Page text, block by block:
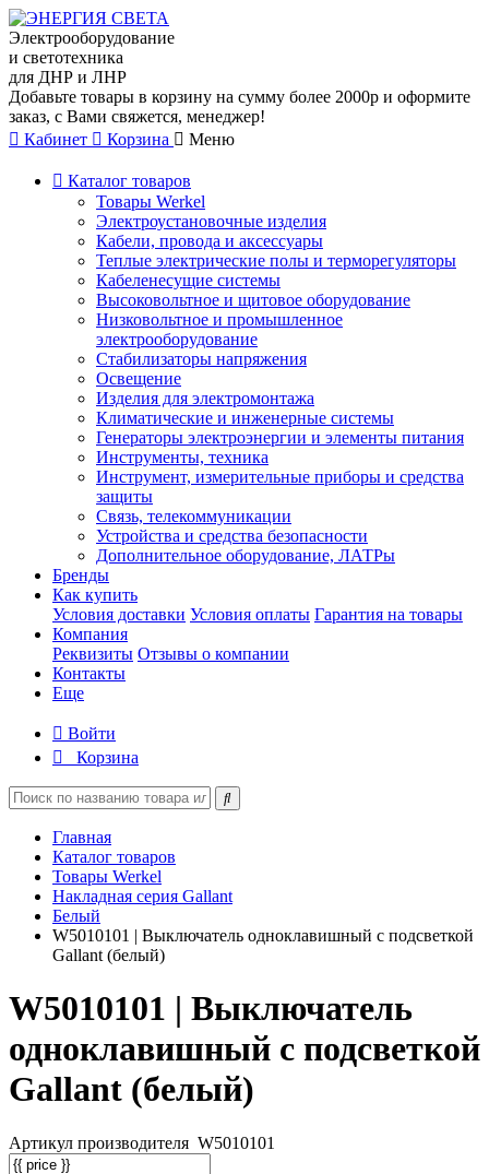
Электрооборудование
и светотехника
для ДНР и ЛНР
Добавьте товары в корзину на сумму более 2000р и оформите
заказ, с Вами свяжется, менеджер!
Кабинет
Корзина Меню
Каталог товаров
Товары Werkel
Электроустановочные изделия
Кабели, провода и аксессуары
Теплые электрические полы и терморегуляторы
Кабеленесущие системы
Высоковольтное и щитовое оборудование
Низковольтное и промышленное
электрооборудование
Стабилизаторы напряжения
Освещение
Изделия для электромонтажа
Климатические и инженерные системы
Генераторы электроэнергии и элементы питания
Инструменты, техника
Инструмент, измерительные приборы и средства
защиты
Связь, телекоммуникации
Устройства и средства безопасности
Дополнительное оборудование, ЛАТРы
Бренды
Как купить
Условия доставки Условия оплаты Гарантия на товары
Компания
Реквизиты Отзывы о компании
Контакты
Еще
Войти
Корзина
Главная
Каталог товаров
Товары Werkel
Накладная серия Gallant
Белый
W5010101 | Выключатель одноклавишный с подсветкой
Gallant (белый)
W5010101 | Выключатель
одноклавишный с подсветкой
Gallant (белый)
Артикул производителя W5010101